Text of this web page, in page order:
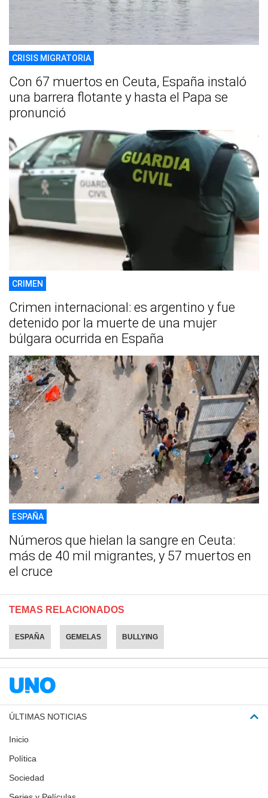
CRISIS MIGRATORIA
Con 67 muertos en Ceuta, España instaló
una barrera flotante y hasta el Papa se
pronunció
CRIMEN
Crimen internacional: es argentino y fue
detenido por la muerte de una mujer
búlgara ocurrida en España
ESPAÑA
Números que hielan la sangre en Ceuta:
más de 40 mil migrantes, y 57 muertos en
el cruce
TEMAS RELACIONADOS
ESPAÑA GEMELAS BULLYING
ÚLTIMAS NOTICIAS
Inicio
Política
Sociedad